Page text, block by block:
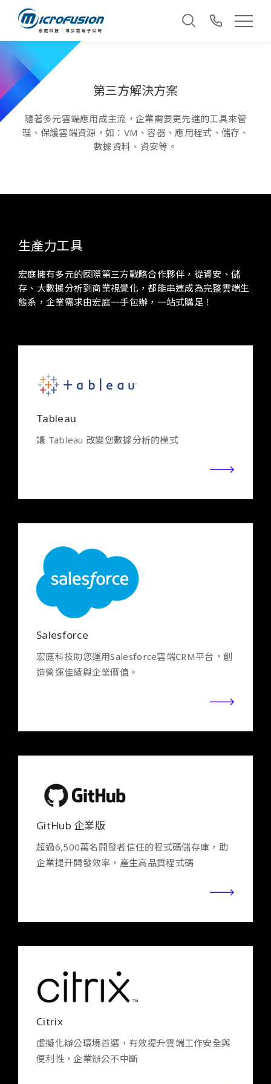
第三方解決方案
隨著多元雲端應用成主流，企業需要更先進的工具來管
理、保護雲端資源，如：VM、容器、應用程式、儲存、
數據資料、資安等。
生產力工具
宏庭擁有多元的國際第三方戰略合作夥伴，從資安、儲
存、大數據分析到商業視覺化，都能串連成為完整雲端生
態系，企業需求由宏庭一手包辦，一站式購足！
Tableau
讓 Tableau 改變您數據分析的模式
Salesforce
宏庭科技助您運用Salesforce雲端CRM平台，創
造營運佳績與企業價值。
GitHub 企業版
超過6,500萬名開發者信任的程式碼儲存庫，助
企業提升開發效率，產生高品質程式碼
Citrix
虛擬化辦公環境首選，有效提升雲端工作安全與
便利性，企業辦公不中斷